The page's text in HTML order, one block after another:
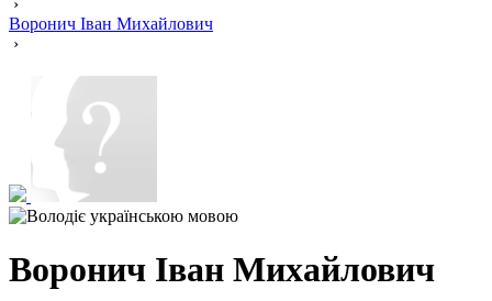
›
Воронич Іван Михайлович
›
Воронич Іван Михайлович